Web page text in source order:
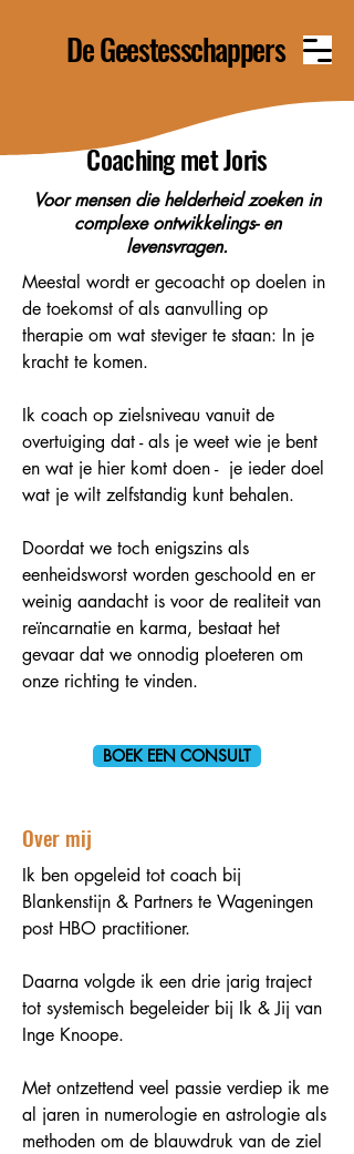
De Geestesschappers
Coaching met Joris
Voor mensen die helderheid zoeken in
complexe ontwikkelings- en
levensvragen.
Meestal wordt er gecoacht op doelen in
de toekomst of als aanvulling op
therapie om wat steviger te staan: In je
kracht te komen.
Ik coach op zielsniveau vanuit de
overtuiging dat - als je weet wie je bent
en wat je hier komt doen - je ieder doel
wat je wilt zelfstandig kunt behalen.
Doordat we toch enigszins als
eenheidsworst worden geschoold en er
weinig aandacht is voor de realiteit van
reïncarnatie en karma, bestaat het
gevaar dat we onnodig ploeteren om
onze richting te vinden.
BOEK EEN CONSULT
Over mij
Ik ben opgeleid tot coach bij
Blankenstijn & Partners te Wageningen
post HBO practitioner.
Daarna volgde ik een drie jarig traject
tot systemisch begeleider bij Ik & Jij van
Inge Knoope.
Met ontzettend veel passie verdiep ik me
al jaren in numerologie en astrologie als
methoden om de blauwdruk van de ziel